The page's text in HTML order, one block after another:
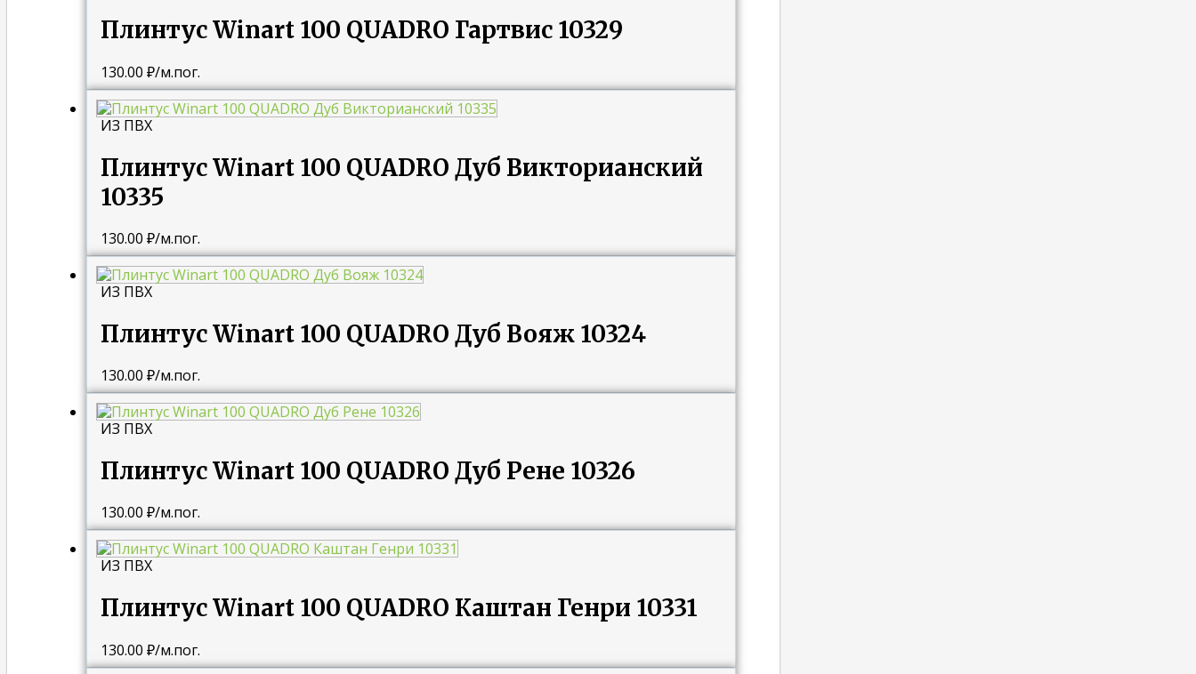
Плинтус Winart 100 QUADRO Гартвис 10329
130.00 ₽/м.пог.
ИЗ ПВХ
Плинтус Winart 100 QUADRO Дуб Викторианский
10335
130.00 ₽/м.пог.
ИЗ ПВХ
Плинтус Winart 100 QUADRO Дуб Вояж 10324
130.00 ₽/м.пог.
ИЗ ПВХ
Плинтус Winart 100 QUADRO Дуб Рене 10326
130.00 ₽/м.пог.
ИЗ ПВХ
Плинтус Winart 100 QUADRO Каштан Генри 10331
130.00 ₽/м.пог.